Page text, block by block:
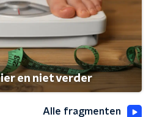
en niet verder
Alle fragmenten